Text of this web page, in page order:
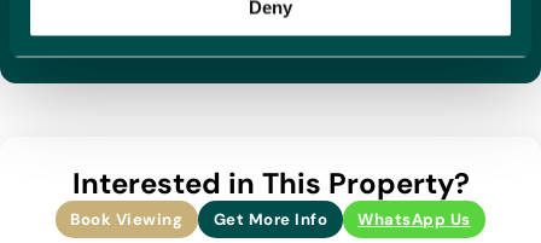
Deny
lo que nos permite construir relaciones sólidas con
Haz una consulta hoy y descubre por qué destacamos
como el agente preferido para compradores y vendedores
Interested in This Property?
Book Viewing Get More Info WhatsApp Us